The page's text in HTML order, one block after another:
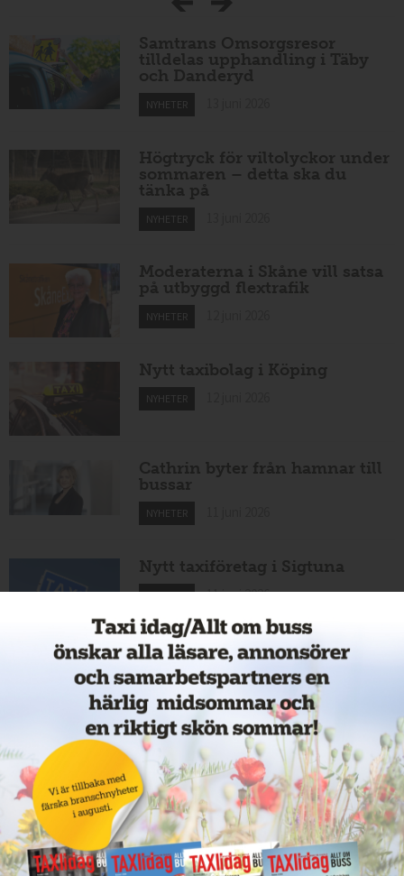
Samtrans Omsorgsresor
tilldelas upphandling i Täby
och Danderyd
NYHETER
Högtryck för viltolyckor under
sommaren – detta ska du
tänka på
NYHETER
Moderaterna i Skåne vill satsa
på utbyggd flextrafik
NYHETER
Nytt taxibolag i Köping
NYHETER
Cathrin byter från hamnar till
bussar
NYHETER
Nytt taxiföretag i Sigtuna
NYHETER 11 juni 2026
Nytt taxibolag i Borlänge
NYHETER 11 juni 2026
Taxibommar fick inte avsedd
effekt vid Lund C
NYHETER 10 juni 2026
Nytt taxibolag i Borlänge